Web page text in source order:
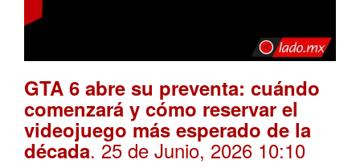
GTA 6 abre su preventa: cuándo
comenzará y cómo reservar el
videojuego más esperado de la
década. 25 de Junio, 2026 10:10